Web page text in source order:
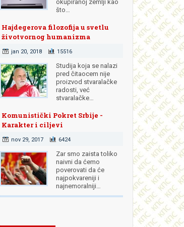
okupiranoj zemlji kao
što…
Hajdegerova filozofija u svetlu
životvornog humanizma
jan 20, 2018 15516
Studija koja se nalazi
pred čitaocem nije
proizvod stvaralačke
radosti, već
stvaralačke…
Komunistički Pokret Srbije -
Karakter i ciljevi
nov 29, 2017 6424
Zar smo zaista toliko
naivni da ćemo
poverovati da će
najpokvareniji i
najnemoralniji…